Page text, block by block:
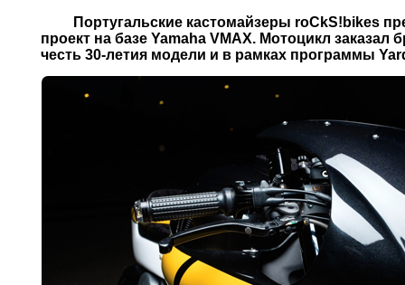
проект на базе Yamaha VMAX. Мотоцикл заказал